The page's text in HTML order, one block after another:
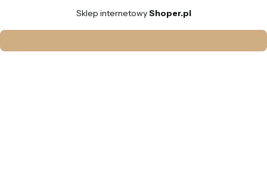
Sklep internetowyShoper.pl